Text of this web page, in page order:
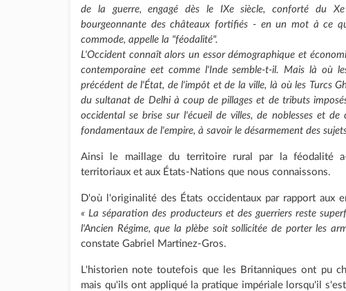
de la guerre, engagé dès le IXe siècle, conforté du
bourgeonnante des châteaux fortifiés - en un mot à ce
commode, appelle la "féodalité".
L'Occident connaît alors un essor démographique et
contemporaine eet comme l'Inde semble-t-il. Mais là où
précédent de l'État, de l'impôt et de la ville, là où les Turcs
du sultanat de Delhi à coup de pillages et de tributs
occidental se brise sur l'écueil de villes, de noblesses et de
fondamentaux de l'empire, à savoir le désarmement des
Ainsi le maillage du territoire rural par la féodalité
territoriaux et aux États-Nations que nous connaissons.
D'où l'originalité des États occidentaux par rapport aux
« La séparation des producteurs et des guerriers reste
l'Ancien Régime, que la plèbe soit sollicitée de porter les
constate Gabriel Martinez-Gros.
L'historien note toutefois que les Britanniques ont pu
mais qu'ils ont appliqué la pratique impériale lorsqu'il